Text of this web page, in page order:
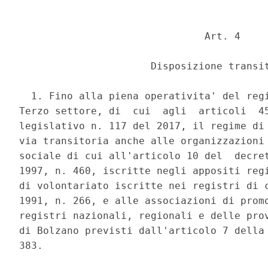
                               Art. 4
Disposizione
1. Fino alla piena operativita' del
Terzo settore, di  cui  agli  articoli
legislativo n. 117 del 2017, il regime
via transitoria anche alle
sociale di cui all'articolo 10 del
1997, n. 460, iscritte negli appositi
di volontariato iscritte nei registri di
1991, n. 266, e alle associazioni di
registri nazionali, regionali e delle
di Bolzano previsti dall'articolo 7 della